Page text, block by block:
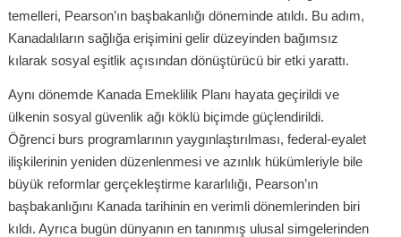
temelleri, Pearson’ın başbakanlığı döneminde atıldı. Bu adım,
Kanadalıların sağlığa erişimini gelir düzeyinden bağımsız
kılarak sosyal eşitlik açısından dönüştürücü bir etki yarattı.
Aynı dönemde Kanada Emeklilik Planı hayata geçirildi ve
ülkenin sosyal güvenlik ağı köklü biçimde güçlendirildi.
Öğrenci burs programlarının yaygınlaştırılması, federal-eyalet
ilişkilerinin yeniden düzenlenmesi ve azınlık hükümleriyle bile
büyük reformlar gerçekleştirme kararlılığı, Pearson’ın
başbakanlığını Kanada tarihinin en verimli dönemlerinden biri
kıldı. Ayrıca bugün dünyanın en tanınmış ulusal simgelerinden